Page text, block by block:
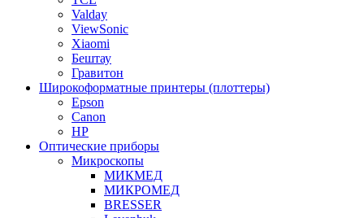
Valday
ViewSonic
Xiaomi
Бештау
Гравитон
Широкоформатные принтеры (плоттеры)
Epson
Canon
HP
Оптические приборы
Микроскопы
МИКМЕД
МИКРОМЕД
BRESSER